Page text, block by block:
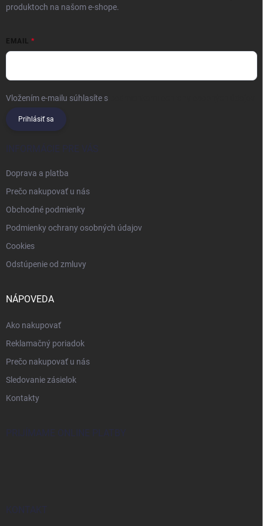
produktoch na našom e-shope.
EMAIL
Vložením e-mailu súhlasíte s
Prihlásiť sa
INFORMÁCIE PRE VÁS
Doprava a platba
Prečo nakupovať u nás
Obchodné podmienky
Podmienky ochrany osobných údajov
Cookies
Odstúpenie od zmluvy
NÁPOVEDA
Ako nakupovať
Reklamačný poriadok
Prečo nakupovať u nás
Sledovanie zásielok
Kontakty
PRIJÍMAME ONLINE PLATBY
KONTAKT